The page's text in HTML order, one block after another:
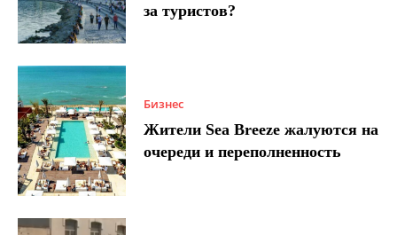
за туристов?
Бизнес
Жители Sea Breeze жалуются на
очереди и переполненность